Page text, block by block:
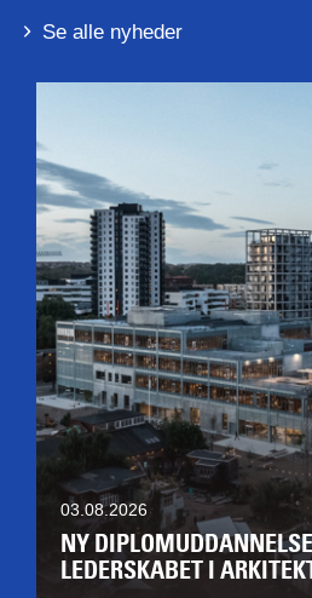
Se alle nyheder
03.08.2026
NY
LEDERSKABET I